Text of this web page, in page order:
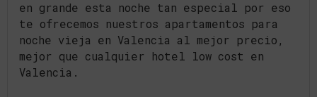
en grande esta noche tan especial por eso
te ofrecemos nuestros apartamentos para
noche vieja en Valencia al mejor precio,
mejor que cualquier hotel low cost en
Valencia.